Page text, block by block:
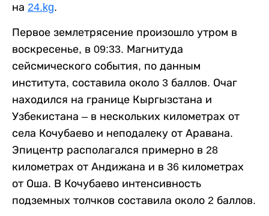
на 24.kg.
Первое землетрясение произошло утром в
воскресенье, в 09:33. Магнитуда
сейсмического события, по данным
института, составила около 3 баллов. Очаг
находился на границе Кыргызстана и
Узбекистана – в нескольких километрах от
села Кочубаево и неподалеку от Аравана.
Эпицентр располагался примерно в 28
километрах от Андижана и в 36 километрах
от Оша. В Кочубаево интенсивность
подземных толчков составила около 2 баллов.